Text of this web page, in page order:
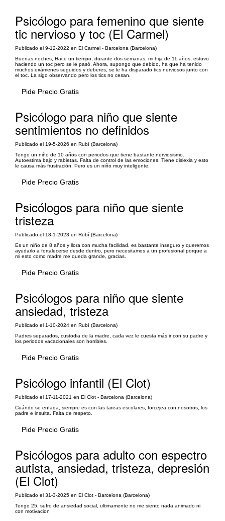
Psicólogo para femenino que siente
tic nervioso y toc (El Carmel)
Publicado el 9-12-2022 en El Carmel - Barcelona (Barcelona)
Buenas noches, Hace un tiempo, durante dos semanas, mi hija de 11 años, estuvo
haciendo un toc pero se le pasó. Ahora, supongo que debido, ha que ha tenido
muchos exámenes seguidos y deberes, se le ha disparado tics nerviosos junto con
el toc. La sigo observando pero los tics no cesan.
Pide Precio Gratis
Psicólogo para niño que siente
sentimientos no definidos
Publicado el 19-5-2026 en Rubí (Barcelona)
Tengo un niño de 10 años con periodos que tiene bastante nerviosismo.
Autoestima bajo y rabietas. Falta de control de las emociones. Tiene dislexia y esto
le causa más frustración. Pero es un niño muy inteligente.
Pide Precio Gratis
Psicólogos para niño que siente
tristeza
Publicado el 18-1-2023 en Rubí (Barcelona)
Es un niño de 8 años y llora con mucha facilidad, es bastante inseguro y queremos
ayudarlo a fortalecerse desde dentro, pero necesitamos a un profesional porque a
mi esto como madre me queda grande, gracias.
Pide Precio Gratis
Psicólogos para niño que siente
ansiedad, tristeza
Publicado el 1-10-2024 en Rubí (Barcelona)
Padres separados, custodia de la madre, cada vez le cuesta más ir con su padre y
los periodos vacacionales son horribles.
Pide Precio Gratis
Psicólogo infantil (El Clot)
Publicado el 17-11-2021 en El Clot - Barcelona (Barcelona)
Cuándo se enfada, siempre es con las tareas escolares, forcejea con nosotros, los
padre e insulta. Falta de respeto.
Pide Precio Gratis
Psicólogos para adulto con espectro
autista, ansiedad, tristeza, depresión
(El Clot)
Publicado el 31-3-2025 en El Clot - Barcelona (Barcelona)
Tengo 25, sufro de ansiedad social, ultimamente no me siento nada animado ni
con motivacion